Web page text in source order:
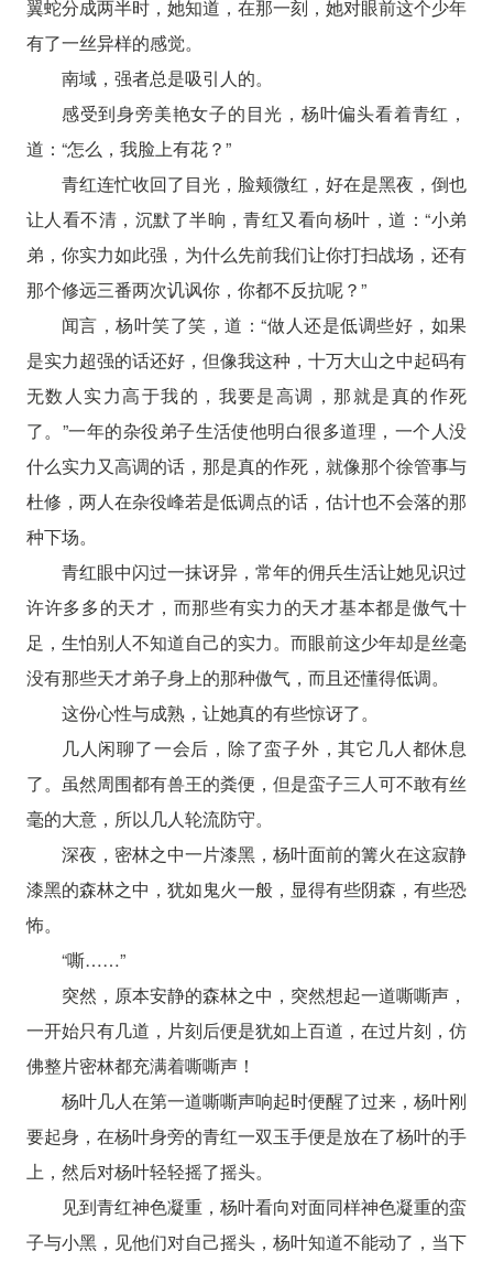
翼蛇分成两半时，她知道，在那一刻，她对眼前这个少年
有了一丝异样的感觉。
南域，强者总是吸引人的。
感受到身旁美艳女子的目光，杨叶偏头看着青红，
道：“怎么，我脸上有花？”
青红连忙收回了目光，脸颊微红，好在是黑夜，倒也
让人看不清，沉默了半晌，青红又看向杨叶，道：“小弟
弟，你实力如此强，为什么先前我们让你打扫战场，还有
那个修远三番两次讥讽你，你都不反抗呢？”
闻言，杨叶笑了笑，道：“做人还是低调些好，如果
是实力超强的话还好，但像我这种，十万大山之中起码有
无数人实力高于我的，我要是高调，那就是真的作死
了。”一年的杂役弟子生活使他明白很多道理，一个人没
什么实力又高调的话，那是真的作死，就像那个徐管事与
杜修，两人在杂役峰若是低调点的话，估计也不会落的那
种下场。
青红眼中闪过一抹讶异，常年的佣兵生活让她见识过
许许多多的天才，而那些有实力的天才基本都是傲气十
足，生怕别人不知道自己的实力。而眼前这少年却是丝毫
没有那些天才弟子身上的那种傲气，而且还懂得低调。
这份心性与成熟，让她真的有些惊讶了。
几人闲聊了一会后，除了蛮子外，其它几人都休息
了。虽然周围都有兽王的粪便，但是蛮子三人可不敢有丝
毫的大意，所以几人轮流防守。
深夜，密林之中一片漆黑，杨叶面前的篝火在这寂静
漆黑的森林之中，犹如鬼火一般，显得有些阴森，有些恐
怖。
“嘶……”
突然，原本安静的森林之中，突然想起一道嘶嘶声，
一开始只有几道，片刻后便是犹如上百道，在过片刻，仿
佛整片密林都充满着嘶嘶声！
杨叶几人在第一道嘶嘶声响起时便醒了过来，杨叶刚
要起身，在杨叶身旁的青红一双玉手便是放在了杨叶的手
上，然后对杨叶轻轻摇了摇头。
见到青红神色凝重，杨叶看向对面同样神色凝重的蛮
子与小黑，见他们对自己摇头，杨叶知道不能动了，当下